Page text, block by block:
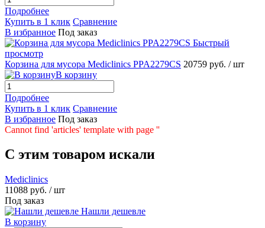
Подробнее
Купить в 1 клик Сравнение
В избранное Под заказ
Быстрый
просмотр
Корзина для мусора Mediclinics PPA2279CS 20759 руб. / шт
В корзину
Подробнее
Купить в 1 клик Сравнение
В избранное Под заказ
Cannot find 'articles' template with page ''
C этим товаром искали
Mediclinics
11088 руб. / шт
Под заказ
Нашли дешевле
В корзину